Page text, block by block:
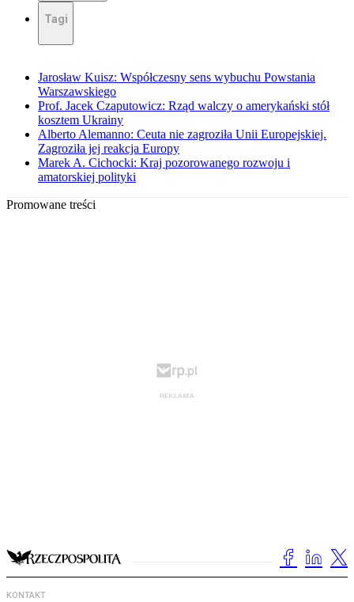
Tagi
Jarosław Kuisz: Współczesny sens wybuchu Powstania
Warszawskiego
Prof. Jacek Czaputowicz: Rząd walczy o amerykański stół
kosztem Ukrainy
Alberto Alemanno: Ceuta nie zagroziła Unii Europejskiej.
Zagroziła jej reakcja Europy
Marek A. Cichocki: Kraj pozorowanego rozwoju i
amatorskiej polityki
Promowane treści
KONTAKT